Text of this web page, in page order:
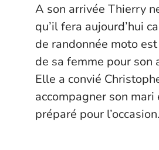
A son arrivée Thierry
qu’il fera aujourd’hui
de randonnée moto
de sa femme pour son
Elle a convié
accompagner son
préparé pour l’occasion.